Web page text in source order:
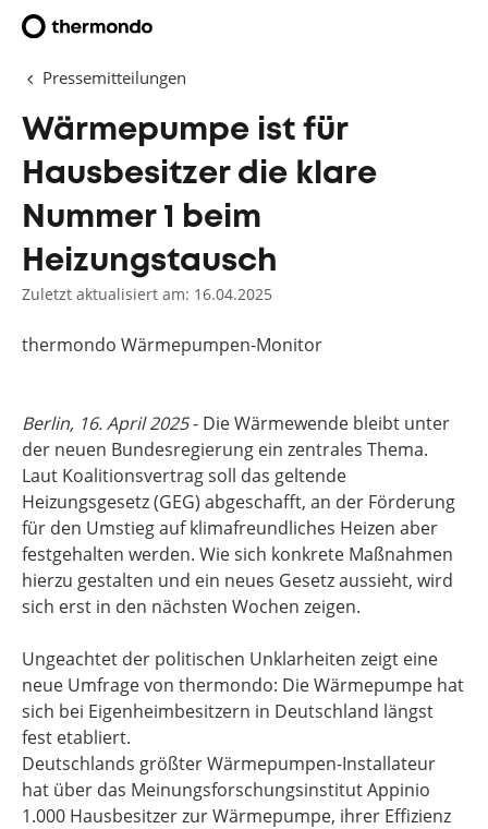
Pressemitteilungen
Wärmepumpe ist für
Hausbesitzer die klare
Nummer 1 beim
Heizungstausch
Zuletzt aktualisiert am: 16.04.2025
thermondo Wärmepumpen-Monitor
Berlin, 16. April 2025- Die Wärmewende bleibt unter
der neuen Bundesregierung ein zentrales Thema.
Laut Koalitionsvertrag soll das geltende
Heizungsgesetz (GEG) abgeschafft, an der Förderung
für den Umstieg auf klimafreundliches Heizen aber
festgehalten werden. Wie sich konkrete Maßnahmen
hierzu gestalten und ein neues Gesetz aussieht, wird
sich erst in den nächsten Wochen zeigen.
Ungeachtet der politischen Unklarheiten zeigt eine
neue Umfrage von thermondo: Die Wärmepumpe hat
sich bei Eigenheimbesitzern in Deutschland längst
fest etabliert.
Deutschlands größter Wärmepumpen-Installateur
hat über das Meinungsforschungsinstitut Appinio
1.000 Hausbesitzer zur Wärmepumpe, ihrer Effizienz